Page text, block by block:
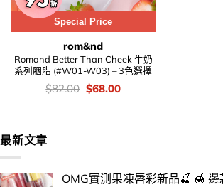
Special Price
rom&nd
Romand Better Than Cheek 牛奶
系列胭脂 (#W01-W03) – 3色選擇
價
$82.00 Original
$68.00Current
最新文章
OMG實測果凍唇彩新品🍒 🍯